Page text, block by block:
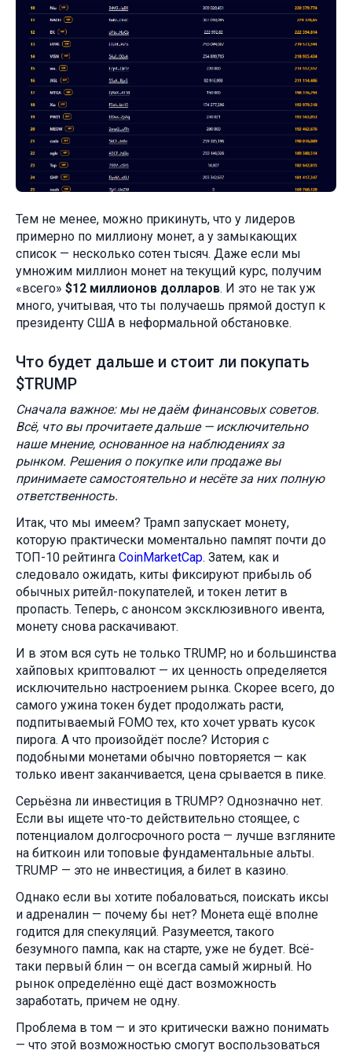
Тем не менее, можно прикинуть, что у лидеров
примерно по миллиону монет, а у замыкающих
список — несколько сотен тысяч. Даже если мы
умножим миллион монет на текущий курс, получим
«всего» $12 миллионов долларов. И это не так уж
много, учитывая, что ты получаешь прямой доступ к
президенту США в неформальной обстановке.
Что будет дальше и стоит ли покупать
$TRUMP
Сначала важное: мы не даём финансовых советов.
Всё, что вы прочитаете дальше — исключительно
наше мнение, основанное на наблюдениях за
рынком. Решения о покупке или продаже вы
принимаете самостоятельно и несёте за них полную
ответственность.
Итак, что мы имеем? Трамп запускает монету,
которую практически моментально пампят почти до
ТОП-10 рейтинга CoinMarketCap. Затем, как и
следовало ожидать, киты фиксируют прибыль об
обычных ритейл-покупателей, и токен летит в
пропасть. Теперь, с анонсом эксклюзивного ивента,
монету снова раскачивают.
И в этом вся суть не только TRUMP, но и большинства
хайповых криптовалют — их ценность определяется
исключительно настроением рынка. Скорее всего, до
самого ужина токен будет продолжать расти,
подпитываемый FOMO тех, кто хочет урвать кусок
пирога. А что произойдёт после? История с
подобными монетами обычно повторяется — как
только ивент заканчивается, цена срывается в пике.
Серьёзна ли инвестиция в TRUMP? Однозначно нет.
Если вы ищете что-то действительно стоящее, с
потенциалом долгосрочного роста — лучше взгляните
на биткоин или топовые фундаментальные альты.
TRUMP — это не инвестиция, а билет в казино.
Однако если вы хотите побаловаться, поискать иксы
и адреналин — почему бы нет? Монета ещё вполне
годится для спекуляций. Разумеется, такого
безумного пампа, как на старте, уже не будет. Всё-
таки первый блин — он всегда самый жирный. Но
рынок определённо ещё даст возможность
заработать, причем не одну.
Проблема в том — и это критически важно понимать
— что этой возможностью смогут воспользоваться